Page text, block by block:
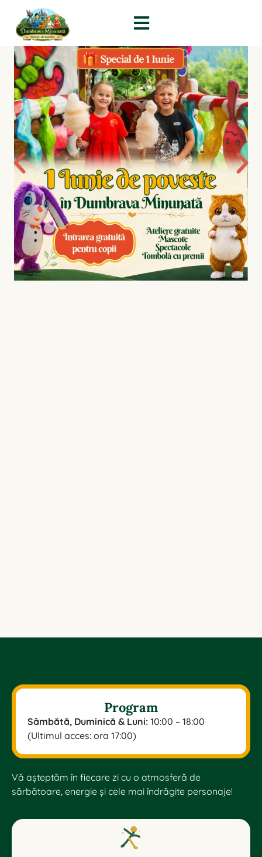
Program
Sâmbătă, Duminică & Luni: 10:00 – 18:00
(Ultimul acces: ora 17:00)
Vă așteptăm în fiecare zi cu o atmosferă de
sărbătoare, energie și cele mai îndrăgite personaje!
♪
♫